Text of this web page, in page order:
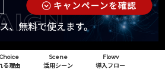
る理由
Scene
活用シーン
Flowv
導入フロー